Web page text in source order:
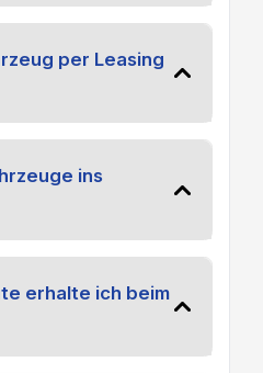
per Leasing
ins
erhalte ich beim